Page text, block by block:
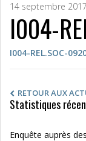
14 septembre 2017
I004-
I004-REL.SOC-
RETOUR AUX
Statistiques
Enquête auprès